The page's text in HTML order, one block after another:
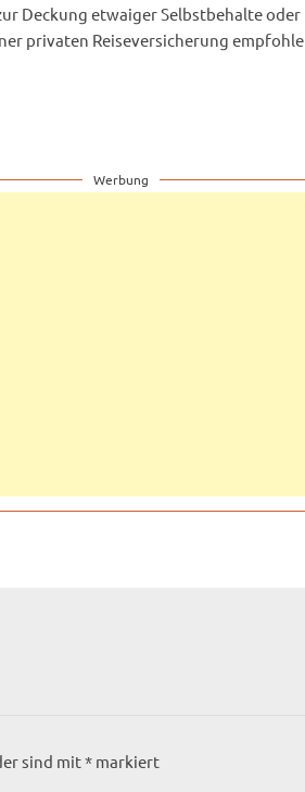
Deckung etwaiger Selbstbehalte
privaten Reiseversicherung
Werbung
sind mit* markiert